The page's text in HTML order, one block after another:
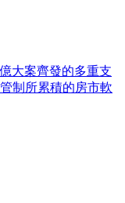
大案齊發的多重支
制所累積的房市軟